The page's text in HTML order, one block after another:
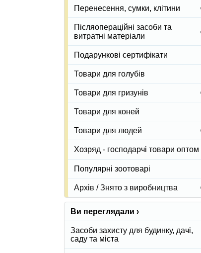
Перенесення, сумки, клітини
Післяопераційні засоби та
витратні матеріали
Подарункові сертифікати
Товари для голубів
Товари для гризунів
Товари для коней
Товари для людей
Хозряд - господарчі товари оптом
Популярні зоотоварі
Архів / Знято з виробництва
Ви переглядали ›
Засоби захисту для будинку, дачі,
саду та міста